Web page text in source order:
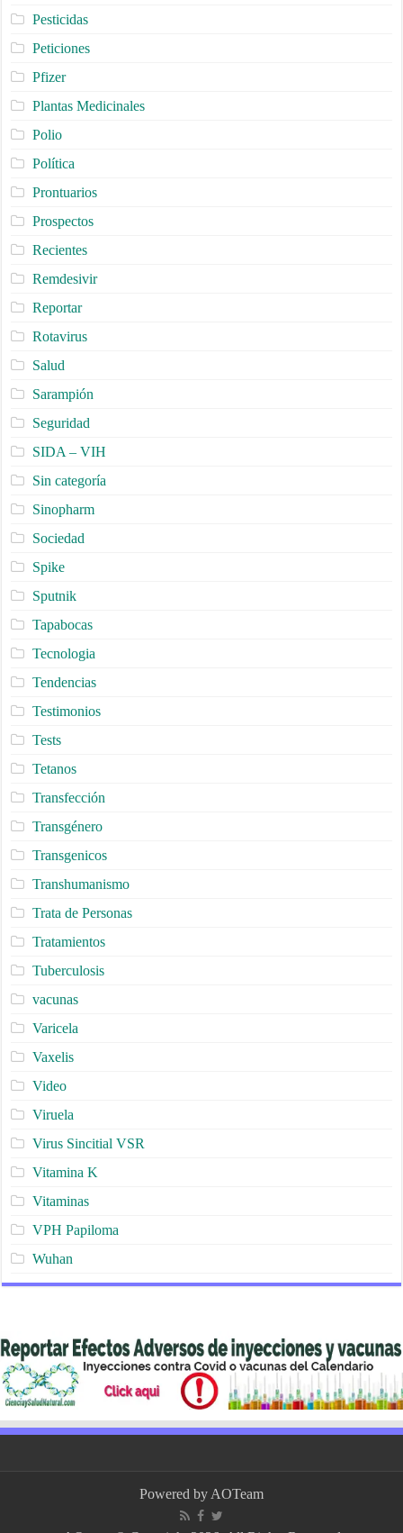
Pesticidas
Peticiones
Pfizer
Plantas Medicinales
Polio
Política
Prontuarios
Prospectos
Recientes
Remdesivir
Reportar
Rotavirus
Salud
Sarampión
Seguridad
SIDA – VIH
Sin categoría
Sinopharm
Sociedad
Spike
Sputnik
Tapabocas
Tecnologia
Tendencias
Testimonios
Tests
Tetanos
Transfección
Transgénero
Transgenicos
Transhumanismo
Trata de Personas
Tratamientos
Tuberculosis
vacunas
Varicela
Vaxelis
Video
Viruela
Virus Sincitial VSR
Vitamina K
Vitaminas
VPH Papiloma
Wuhan
Powered by AOTeam